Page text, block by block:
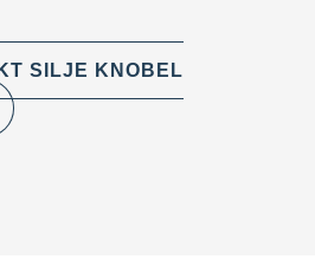
SILJE KNOBEL